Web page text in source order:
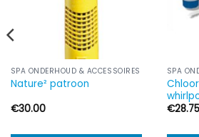
SPA ONDERHOUD & ACCESSOIRES
Nature² patroon
€30.00
SPA
€28.75